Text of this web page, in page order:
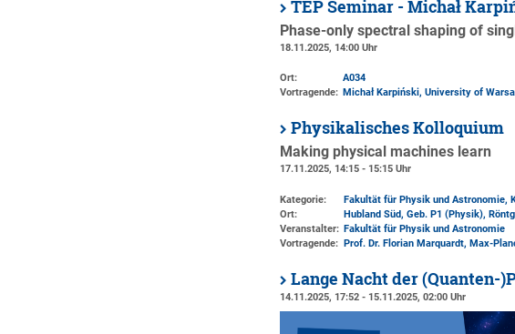
TEP Seminar - Michał
Phase-only spectral shaping of
18.11.2025, 14:00 Uhr
Ort:
A034
Vortragende: Michał Karpiński, University of
Physikalisches Kolloquium
Making physical machines learn
17.11.2025, 14:15 - 15:15 Uhr
Kategorie:
Fakultät für Physik und Astronomie,
Ort:
Hubland Süd, Geb. P1 (Physik),
Veranstalter: Fakultät für Physik und Astronomie
Vortragende: Prof. Dr. Florian Marquardt, Max-
Lange Nacht der (Quanten-
14.11.2025, 17:52 - 15.11.2025, 02:00 Uhr